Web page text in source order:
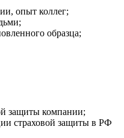
опыт коллег;
образца;
защиты компании;
страховой защиты в РФ